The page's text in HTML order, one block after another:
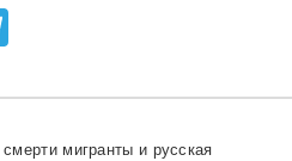
мигранты и русская